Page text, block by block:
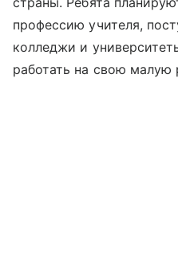
профессию учителя,
колледжи и
работать на свою малую